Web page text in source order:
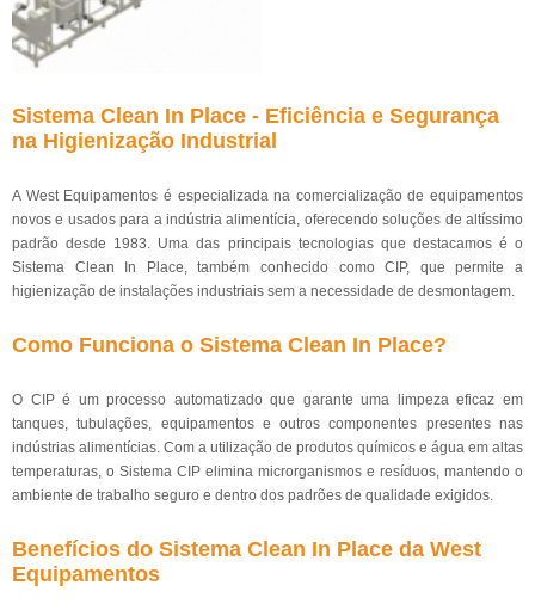
Sistema Clean In Place - Eficiência e Segurança
na Higienização Industrial
A West Equipamentos é especializada na comercialização de equipamentos
novos e usados para a indústria alimentícia, oferecendo soluções de altíssimo
padrão desde 1983. Uma das principais tecnologias que destacamos é o
Sistema Clean In Place, também conhecido como CIP, que permite a
higienização de instalações industriais sem a necessidade de desmontagem.
Como Funciona o Sistema Clean In Place?
O CIP é um processo automatizado que garante uma limpeza eficaz em
tanques, tubulações, equipamentos e outros componentes presentes nas
indústrias alimentícias. Com a utilização de produtos químicos e água em altas
temperaturas, o Sistema CIP elimina microrganismos e resíduos, mantendo o
ambiente de trabalho seguro e dentro dos padrões de qualidade exigidos.
Benefícios do Sistema Clean In Place da West
Equipamentos